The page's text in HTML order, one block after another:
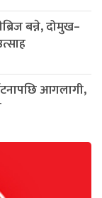
बन्ने, दोमुख–
आगलागी,